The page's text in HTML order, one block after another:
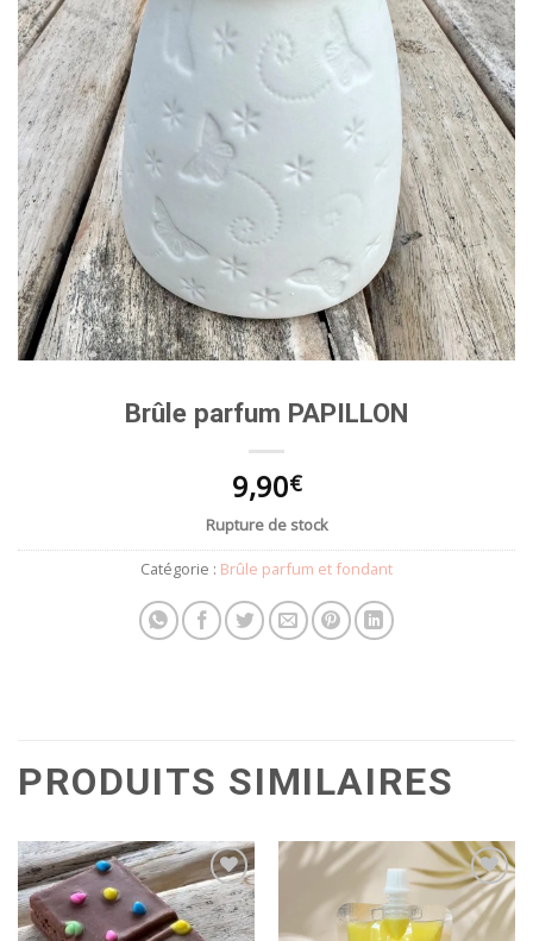
Brûle parfum PAPILLON
9,90€
Rupture de stock
Catégorie : Brûle parfum et fondant
PRODUITS SIMILAIRES